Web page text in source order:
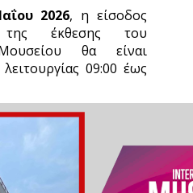
2026, η είσοδος
της έκθεσης του
θα είναι
09:00 έως